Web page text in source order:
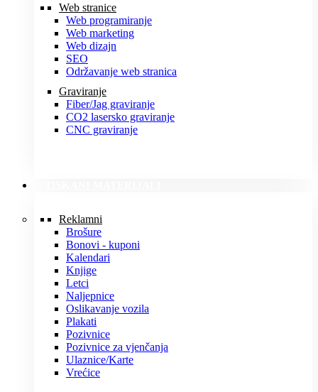
Web stranice
Web programiranje
Web marketing
Web dizajn
SEO
Održavanje web stranica
Graviranje
Fiber/Jag graviranje
CO2 lasersko graviranje
CNC graviranje
Reklamni
Brošure
Bonovi - kuponi
Kalendari
Knjige
Letci
Naljepnice
Oslikavanje vozila
Plakati
Pozivnice
Pozivnice za vjenčanja
Ulaznice/Karte
Vrećice